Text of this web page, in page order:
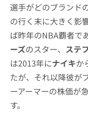
選手がどのブランド
の行く末に大きく影
ば昨年のNBA覇者で
ーズのスター、 ステ
は2013年にナイキか
たが、それ以降彼が
ーアーマーの株価が
す。